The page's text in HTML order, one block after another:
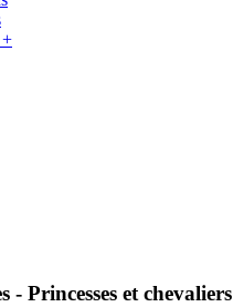
+
- Princesses et chevaliers